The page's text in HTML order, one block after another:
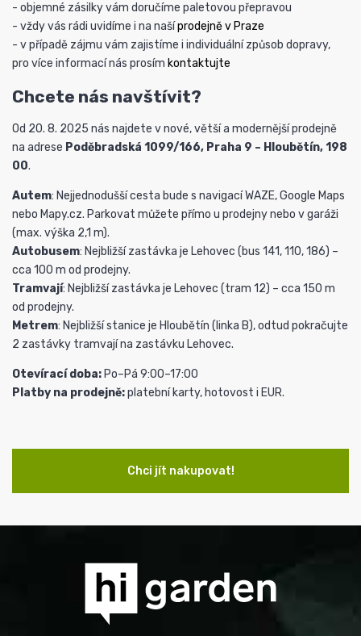
- objemné zásilky vám doručíme paletovou přepravou
- vždy vás rádi uvidíme i na našíprodejně v Praze
- v případě zájmu vám zajistíme i individuální způsob dopravy,
pro více informací nás prosím kontaktujte
Chcete nás navštívit?
Od 20. 8. 2025 nás najdete v nové, větší a modernější prodejně
na adrese Poděbradská 1099/166, Praha 9 – Hloubětín, 198
00.
Autem: Nejjednodušší cesta bude s navigací WAZE, Google Maps
nebo Mapy.cz. Parkovat můžete přímo u prodejny nebo v garáži
(max. výška 2,1 m).
Autobusem: Nejbližší zastávka je Lehovec (bus 141, 110, 186) –
cca 100 m od prodejny.
Tramvají: Nejbližší zastávka je Lehovec (tram 12) – cca 150 m
od prodejny.
Metrem: Nejbližší stanice je Hloubětín (linka B), odtud pokračujte
2 zastávky tramvají na zastávku Lehovec.
Otevírací doba: Po–Pá 9:00–17:00
Platby na prodejně:platební karty, hotovost i EUR.
Chci jít nakupovat!